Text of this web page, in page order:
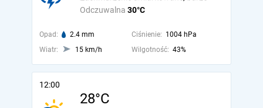
Odczuwalna 30°C
Opad: 2.4 mm Ciśnienie: 1004 hPa
Wiatr:
15 km/h Wilgotność: 43%
12:00
28°C